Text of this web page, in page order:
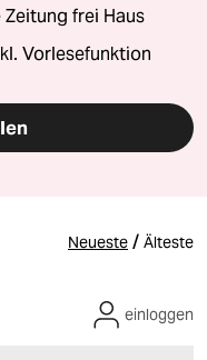
frei Haus
Vorlesefunktion
Neueste / Älteste
einloggen